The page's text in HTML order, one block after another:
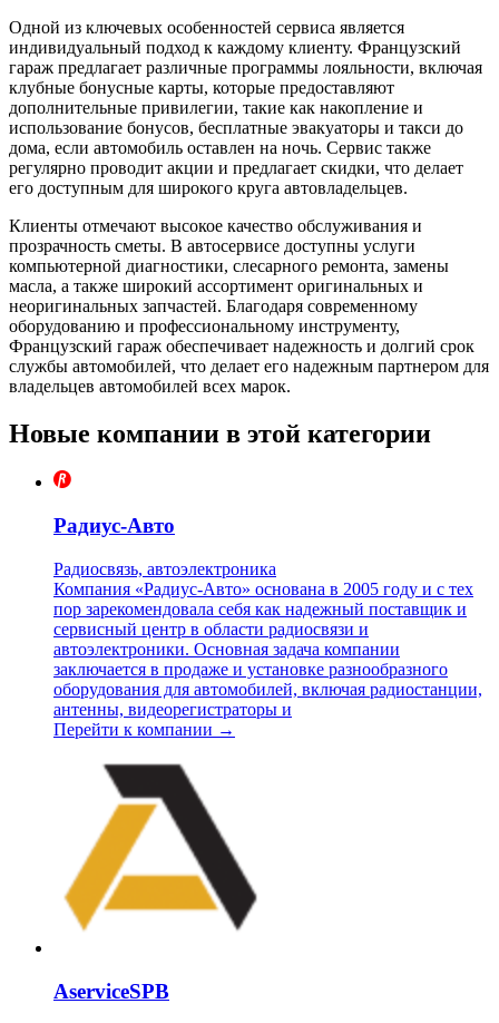
Одной из ключевых особенностей сервиса является
индивидуальный подход к каждому клиенту. Французский
гараж предлагает различные программы лояльности, включая
клубные бонусные карты, которые предоставляют
дополнительные привилегии, такие как накопление и
использование бонусов, бесплатные эвакуаторы и такси до
дома, если автомобиль оставлен на ночь. Сервис также
регулярно проводит акции и предлагает скидки, что делает
его доступным для широкого круга автовладельцев.
Клиенты отмечают высокое качество обслуживания и
прозрачность сметы. В автосервисе доступны услуги
компьютерной диагностики, слесарного ремонта, замены
масла, а также широкий ассортимент оригинальных и
неоригинальных запчастей. Благодаря современному
оборудованию и профессиональному инструменту,
Французский гараж обеспечивает надежность и долгий срок
службы автомобилей, что делает его надежным партнером для
владельцев автомобилей всех марок.
Новые компании в этой категории
Радиус-Авто
Радиосвязь, автоэлектроника
Компания «Радиус-Авто» основана в 2005 году и с тех
пор зарекомендовала себя как надежный поставщик и
сервисный центр в области радиосвязи и
автоэлектроники. Основная задача компании
заключается в продаже и установке разнообразного
оборудования для автомобилей, включая радиостанции,
антенны, видеорегистраторы и
Перейти к компании →
AserviceSPB